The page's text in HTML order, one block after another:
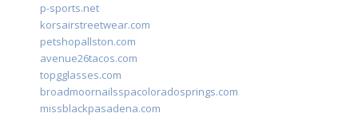
p-sports.net
korsairstreetwear.com
petshopallston.com
avenue26tacos.com
topgglasses.com
broadmoornailsspacoloradosprings.com
missblackpasadena.com